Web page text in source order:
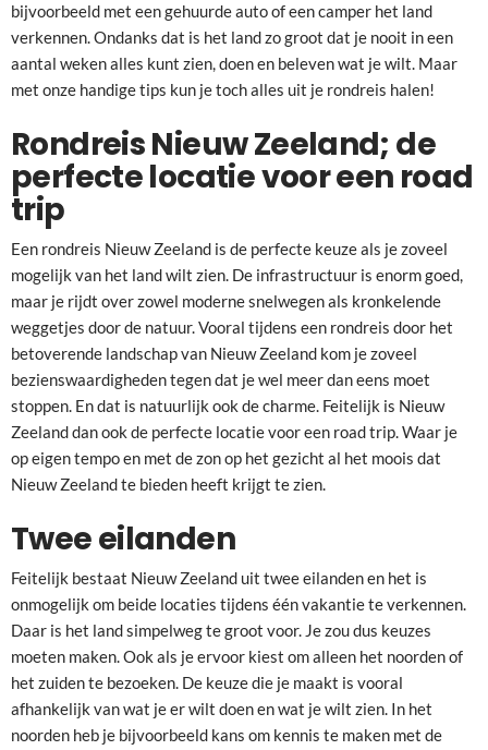
bijvoorbeeld met een gehuurde auto of een camper het land
verkennen. Ondanks dat is het land zo groot dat je nooit in een
aantal weken alles kunt zien, doen en beleven wat je wilt. Maar
met onze handige tips kun je toch alles uit je rondreis halen!
Rondreis Nieuw Zeeland; de
perfecte locatie voor een road
trip
Een rondreis Nieuw Zeeland is de perfecte keuze als je zoveel
mogelijk van het land wilt zien. De infrastructuur is enorm goed,
maar je rijdt over zowel moderne snelwegen als kronkelende
weggetjes door de natuur. Vooral tijdens een rondreis door het
betoverende landschap van Nieuw Zeeland kom je zoveel
bezienswaardigheden tegen dat je wel meer dan eens moet
stoppen. En dat is natuurlijk ook de charme. Feitelijk is Nieuw
Zeeland dan ook de perfecte locatie voor een road trip. Waar je
op eigen tempo en met de zon op het gezicht al het moois dat
Nieuw Zeeland te bieden heeft krijgt te zien.
Twee eilanden
Feitelijk bestaat Nieuw Zeeland uit twee eilanden en het is
onmogelijk om beide locaties tijdens één vakantie te verkennen.
Daar is het land simpelweg te groot voor. Je zou dus keuzes
moeten maken. Ook als je ervoor kiest om alleen het noorden of
het zuiden te bezoeken. De keuze die je maakt is vooral
afhankelijk van wat je er wilt doen en wat je wilt zien. In het
noorden heb je bijvoorbeeld kans om kennis te maken met de